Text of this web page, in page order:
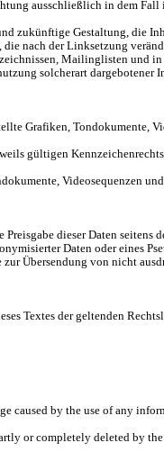
ausschließlich in dem
zukünftige Gestaltung, die
nach der Linksetzung
Mailinglisten und
solcherart dargebotener
Grafiken, Tondokumente,
gültigen
Videosequenzen
dieser Daten seitens
Daten oder eines
Übersendung von nicht
Textes der geltenden
caused by the use of any
or completely deleted by